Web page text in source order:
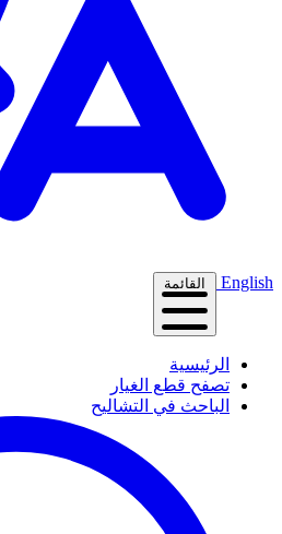
English القائمة
الرئيسية
تصفح قطع الغيار
الباحث في التشاليح